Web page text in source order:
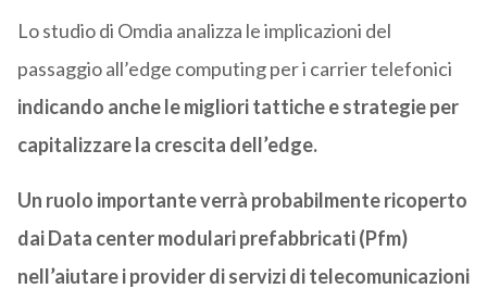
Lo studio di Omdia analizza le implicazioni del
passaggio all’edge computing per i carrier telefonici
indicando anche le migliori tattiche e strategie per
capitalizzare la crescita dell’edge.
Un ruolo importante verrà probabilmente ricoperto
dai Data center modulari prefabbricati (Pfm)
nell’aiutare i provider di servizi di telecomunicazioni